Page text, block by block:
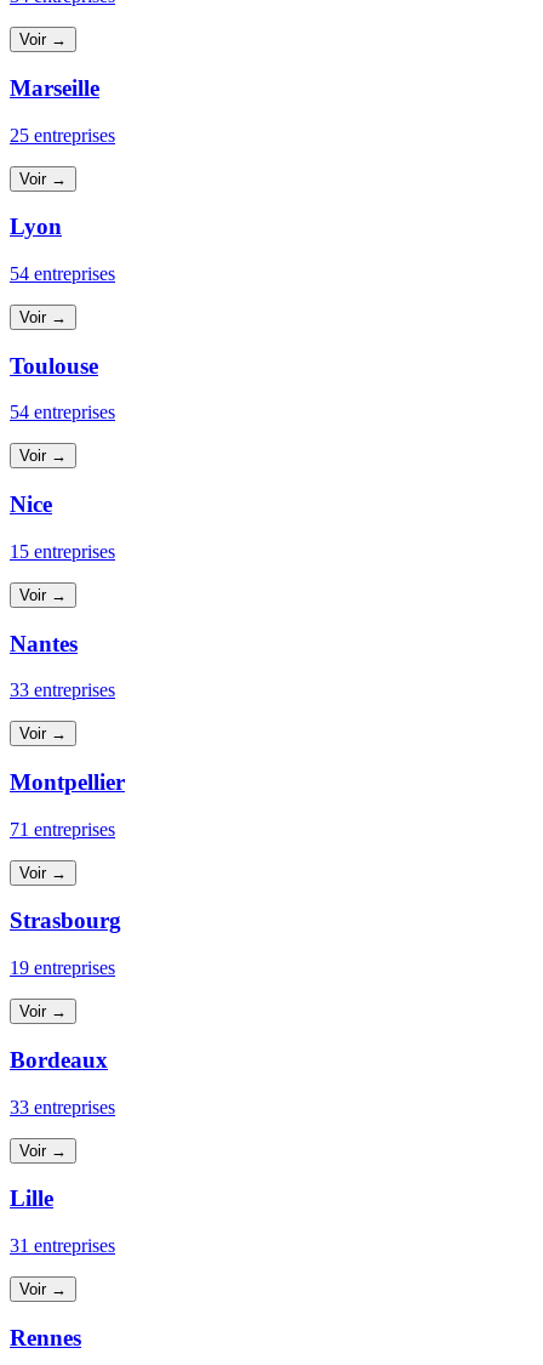
Voir →
Marseille
25 entreprises
Voir →
Lyon
54 entreprises
Voir →
Toulouse
54 entreprises
Voir →
Nice
15 entreprises
Voir →
Nantes
33 entreprises
Voir →
Montpellier
71 entreprises
Voir →
Strasbourg
19 entreprises
Voir →
Bordeaux
33 entreprises
Voir →
Lille
31 entreprises
Voir →
Rennes